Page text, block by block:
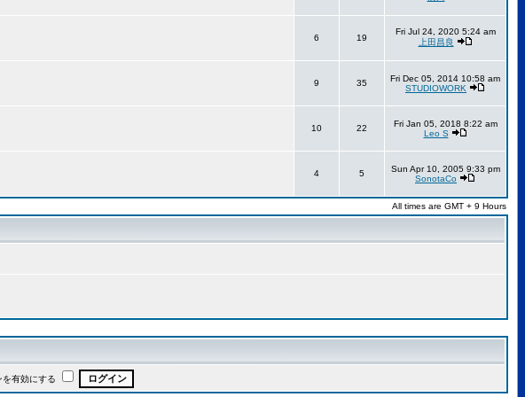
6 19
Fri Jul 24, 2020 5:24 am
上田昌良
9 35
Fri Dec 05, 2014 10:58 am
STUDIOWORK
10 22
Fri Jan 05, 2018 8:22 am
Leo S
4 5
Sun Apr 10, 2005 9:33 pm
SonotaCo
All times are GMT + 9 Hours
を有効にする